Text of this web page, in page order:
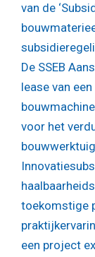
van de
De SSEB
lease van
voor het
toekomstige
een project